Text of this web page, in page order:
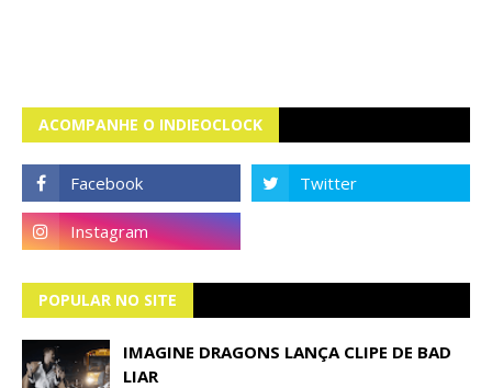
ACOMPANHE O INDIEOCLOCK
POPULAR NO SITE
IMAGINE DRAGONS LANÇA CLIPE DE BAD
LIAR